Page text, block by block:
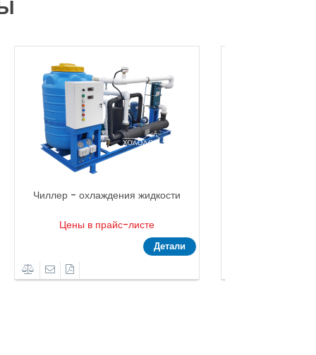
Чиллер - охлаждения жидкости
Цены в прайс-листе
Детали